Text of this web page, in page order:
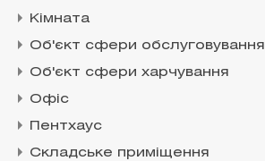
Кімната
Об'єкт сфери обслуговування
Об'єкт сфери харчування
Офіс
Пентхаус
Складське приміщення